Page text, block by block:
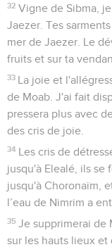
32 Vigne de Sibma,
Jaezer. Tes
mer de Jaezer. Le
fruits et sur ta
33 La joie et
de Moab. J'ai fait
pressera plus avec
des cris de joie.
34 Les cris de
jusqu'à Elealé, ils se
jusqu'à Choronaïm,
l’eau de Nimrim a
35 Je supprimerai de
sur les hauts lieux et